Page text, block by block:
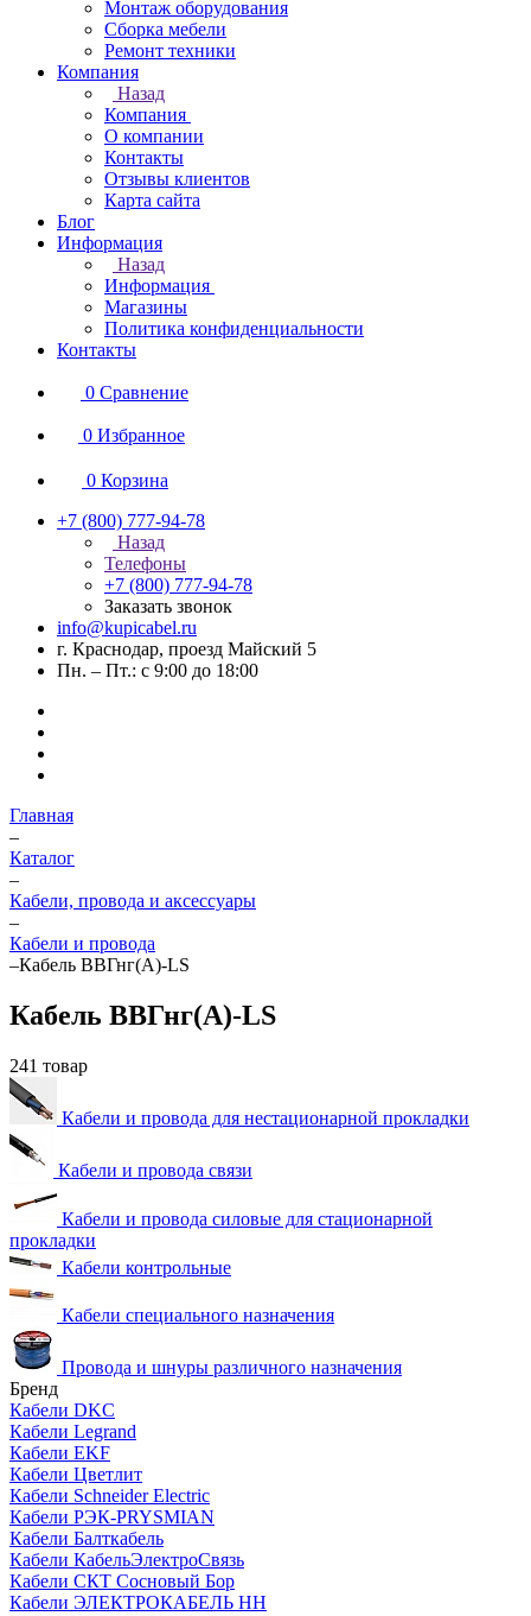
Монтаж оборудования
Сборка мебели
Ремонт техники
Компания
Назад
Компания
О компании
Контакты
Отзывы клиентов
Карта сайта
Блог
Информация
Назад
Информация
Магазины
Политика конфиденциальности
Контакты
0 Сравнение
0 Избранное
0 Корзина
+7 (800) 777-94-78
Назад
Телефоны
+7 (800) 777-94-78
Заказать звонок
info@kupicabel.ru
г. Краснодар, проезд Майский 5
Пн. – Пт.: с 9:00 до 18:00
Главная
–
Каталог
–
Кабели, провода и аксессуары
–
Кабели и провода
–Кабель ВВГнг(А)-LS
Кабель ВВГнг(А)-LS
241 товар
Кабели и провода для нестационарной прокладки
Кабели и провода связи
Кабели и провода силовые для стационарной
прокладки
Кабели контрольные
Кабели специального назначения
Провода и шнуры различного назначения
Бренд
Кабели DKC
Кабели Legrand
Кабели EKF
Кабели Цветлит
Кабели Schneider Electric
Кабели РЭК-PRYSMIAN
Кабели Балткабель
Кабели КабельЭлектроСвязь
Кабели СКТ Сосновый Бор
Кабели ЭЛЕКТРОКАБЕЛЬ НН